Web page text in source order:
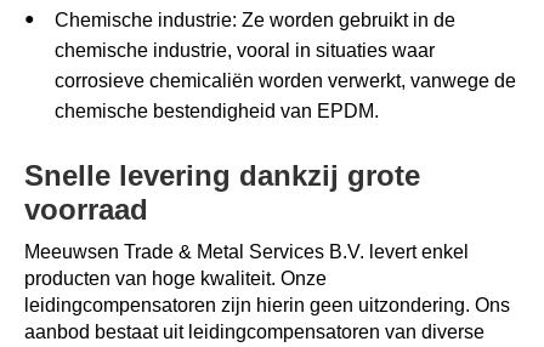
Chemische industrie: Ze worden gebruikt in de
chemische industrie, vooral in situaties waar
corrosieve chemicaliën worden verwerkt, vanwege de
chemische bestendigheid van EPDM.
Snelle levering dankzij grote
voorraad
Meeuwsen Trade & Metal Services B.V. levert enkel
producten van hoge kwaliteit. Onze
leidingcompensatoren zijn hierin geen uitzondering. Ons
aanbod bestaat uit leidingcompensatoren van diverse